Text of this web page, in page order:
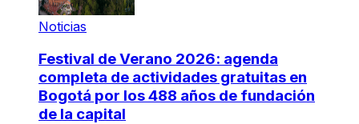
Noticias
Festival de Verano 2026: agenda
completa de actividades gratuitas en
Bogotá por los 488 años de fundación
de la capital